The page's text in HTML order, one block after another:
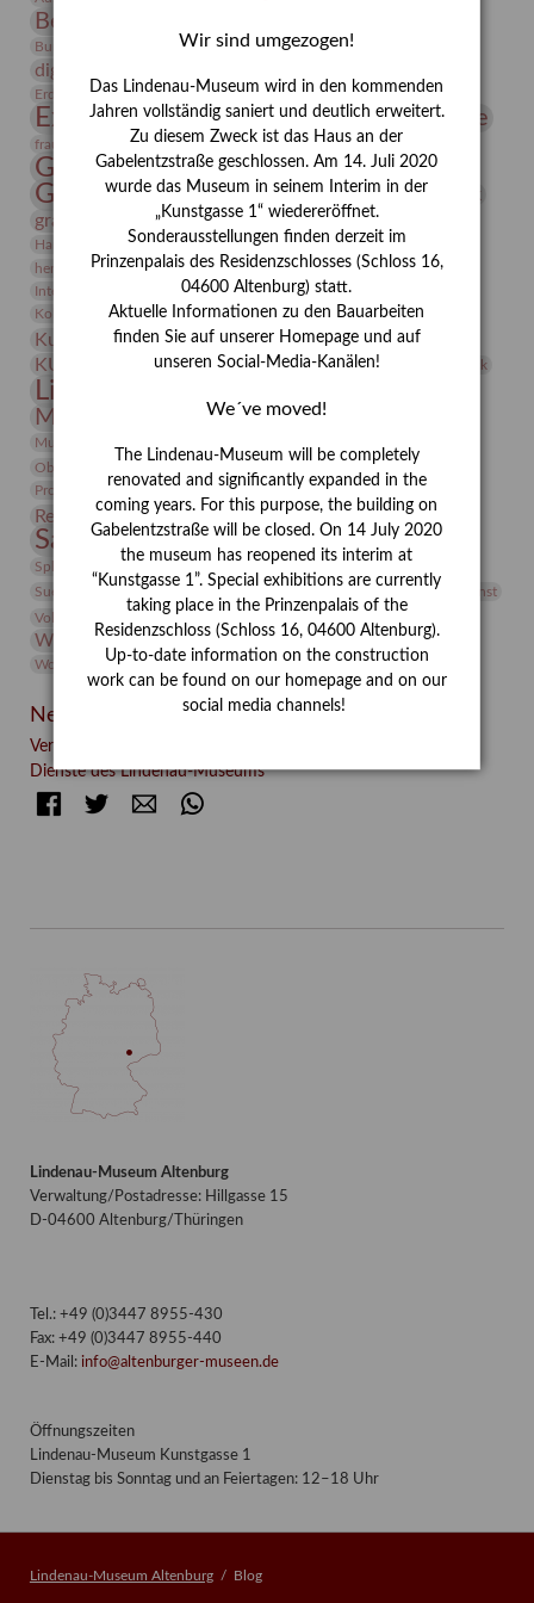
Bernhard August von Lindenau
Burg Posterstein Conrad Felixmüller Depot
digitallabor
Erdmann Julius Dietrich
Erlebnisportal estrusker Exlibris
Expressionismus Festrede Florenz Fotografie
frauen Frauen in der Antike und heute
Gerhard-Altenbourg-Preis
Gerhard Altenbourg
Gerhard Kurt Müller
grafische sammlung griechische Mythologie
Hanns-Conon von der Gabelentz Heinrich Kirchhoff Heldinnen
herman de vries Humboldt
Insekten
Integriertes Schädlingsmanagement
Italien Jahresempfang
Kolosseum
Kooperationsausstellung Korkmodelle Kunst
Kunstmuseum Kunstvermittlung Kunst von Kühl
KUNSTWAND Kurs Künstler Künstlerin Lehmbruck
Lindenau-Museum
Museumsgeschichte Museumsnacht
Museumspädagogik Natur
Objekt im Fokus
Phelloplastik
Pohlhof
Provenienz
Provenienzforschung
Restaurierung Rudi Lesser Ruth Wolf-Rehfeld
Sammlung Samstagszeichner Skulptur
Sonderausstellung
Sphinx
studio Studio Bildende Kunst
Suermondt-Ludwig-Museum
Vermittlung
Videokunst
Volontariat
Walter Rheiner Werefkin
Werkbetrachtung Winter Wissenschaft
Wolf and Dog
Wolf und Hund
Zirkuswoche
Neueste Beiträge
Verschenkt, verkauft, vergessen? – Kunstdetektivinnen im
Dienste des Lindenau-Museums
FacebookTwitter E-mail
Lindenau-Museum Altenburg
Verwaltung/Postadresse: Hillgasse 15
D-04600 Altenburg/Thüringen
Tel.: +49 (0)3447 8955-430
Fax: +49 (0)3447 8955-440
E-Mail: info@altenburger-museen.de
Öffnungszeiten
Lindenau-Museum Kunstgasse 1
Dienstag bis Sonntag und an Feiertagen: 12–18 Uhr
Lindenau-Museum Altenburg Blog
Wir sind umgezogen!
Das Lindenau-Museum wird in den kommenden
Jahren vollständig saniert und deutlich erweitert.
Zu diesem Zweck ist das Haus an der
Gabelentzstraße geschlossen. Am 14. Juli 2020
wurde das Museum in seinem Interim in der
„Kunstgasse 1“ wiedereröffnet.
Sonderausstellungen finden derzeit im
Prinzenpalais des Residenzschlosses (Schloss 16,
04600 Altenburg) statt.
Aktuelle Informationen zu den Bauarbeiten
finden Sie auf unserer Homepage und auf
unseren Social-Media-Kanälen!
We´ve moved!
The Lindenau-Museum will be completely
renovated and significantly expanded in the
coming years. For this purpose, the building on
Gabelentzstraße will be closed. On 14 July 2020
the museum has reopened its interim at
“Kunstgasse 1”. Special exhibitions are currently
taking place in the Prinzenpalais of the
Residenzschloss (Schloss 16, 04600 Altenburg).
Up-to-date information on the construction
work can be found on our homepage and on our
social media channels!